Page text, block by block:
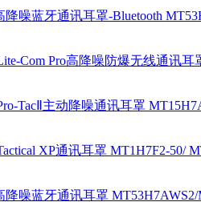
降噪蓝牙通讯耳罩-Bluetooth
Com Pro高降噪防爆无线通讯耳
TacⅡ主动降噪通讯耳罩
XP通讯耳罩 MT1H7F2-50/
降噪蓝牙通讯耳罩 MT53H7AWS2/